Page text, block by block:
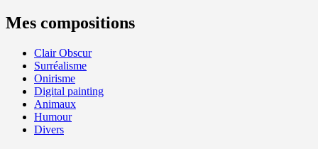
Mes compositions
Clair Obscur
Surréalisme
Onirisme
Digital painting
Animaux
Humour
Divers